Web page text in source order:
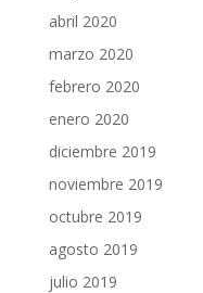
abril 2020
marzo 2020
febrero 2020
enero 2020
diciembre 2019
noviembre 2019
octubre 2019
agosto 2019
julio 2019